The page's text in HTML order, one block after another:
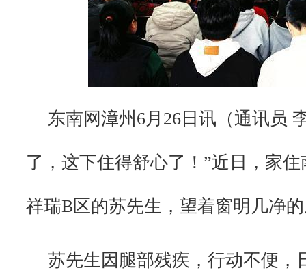
东南网漳州6月26日讯（通讯员
了，这下住得舒心了！”近日，家
祥瑞B区的苏先生，望着窗明几净
苏先生因腿部残疾，行动不便，